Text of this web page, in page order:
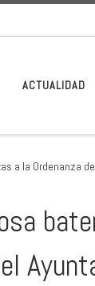
ACTUALIDAD
a la Ordenanza